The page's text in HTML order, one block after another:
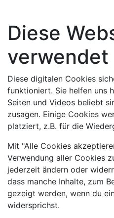
Diese
verwendet
Diese digitalen Cookies
funktioniert. Sie helfen uns
Seiten und Videos beliebt
zusagen. Einige Cookies
platziert, z.B. für die
Mit "Alle Cookies
Verwendung aller Cookies
jederzeit ändern oder
dass manche Inhalte, zum
gezeigt werden, wenn du
widersprichst.